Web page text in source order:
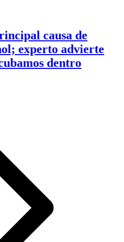
causa de
experto advierte
dentro